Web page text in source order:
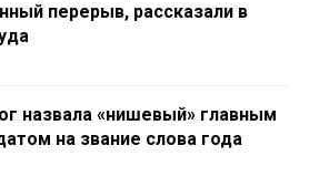
перерыв, рассказали в
назвала «нишевый» главным
на звание слова года